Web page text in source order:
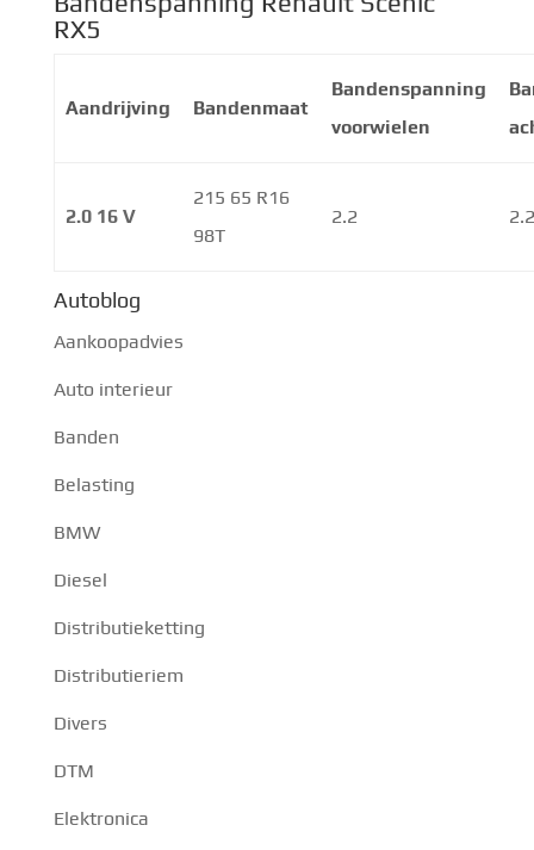
RX5
Aandrijving Bandenmaat
Bandenspanning
voorwielen
2.0 16 V
215 65 R16
98T
2.2
Autoblog
Aankoopadvies
Auto interieur
Banden
Belasting
BMW
Diesel
Distributieketting
Distributieriem
Divers
DTM
Elektronica